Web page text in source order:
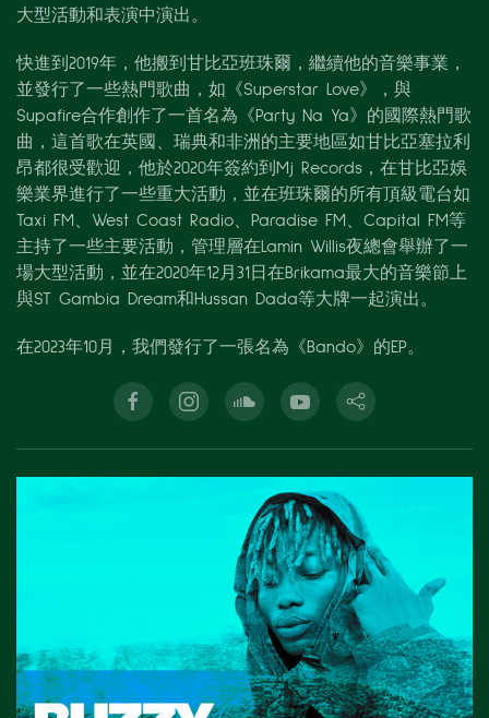
大型活動和表演中演出。
快進到2019年，他搬到甘比亞班珠爾，繼續他的音樂事業，
並發行了一些熱門歌曲，如《Superstar Love》，與
Supafire合作創作了一首名為《Party Na Ya》的國際熱門歌
曲，這首歌在英國、瑞典和非洲的主要地區如甘比亞塞拉利
昂都很受歡迎，他於2020年簽約到Mj Records，在甘比亞娛
樂業界進行了一些重大活動，並在班珠爾的所有頂級電台如
Taxi FM、West Coast Radio、Paradise FM、Capital FM等
主持了一些主要活動，管理層在Lamin Willis夜總會舉辦了一
場大型活動，並在2020年12月31日在Brikama最大的音樂節上
與ST Gambia Dream和Hussan Dada等大牌一起演出。
在2023年10月，我們發行了一張名為《Bando》的EP。